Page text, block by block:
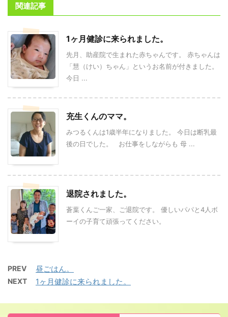
関連記事
1ヶ月健診に来られました。
先月、助産院で生まれた赤ちゃんです。 赤ちゃんは
「慧（けい）ちゃん」というお名前が付きました。
今日 ...
充生くんのママ。
みつるくんは1歳半年になりました。 今日は断乳最
後の日でした。 お仕事をしながらも 母 ...
退院されました。
蒼葉くんご一家、ご退院です。 優しいパパと4人ボ
ーイの子育て頑張ってください。
PREV 昼ごはん。
NEXT 1ヶ月健診に来られました。